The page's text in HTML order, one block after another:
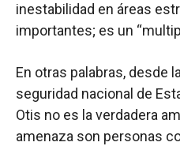
inestabilidad en áreas
importantes; es un
En otras palabras, desde
seguridad nacional de
Otis no es la verdadera
amenaza son personas